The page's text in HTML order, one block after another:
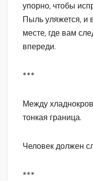
упорно, чтобы
Пыль уляжется, и
месте, где вам
впереди.
***
Между
тонкая граница.
Человек должен
***